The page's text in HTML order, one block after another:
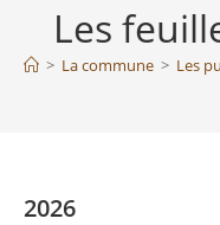
Les
> La commune > Les
2026